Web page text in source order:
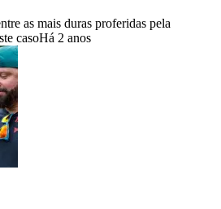
as mais duras proferidas pela
casoHá 2 anos